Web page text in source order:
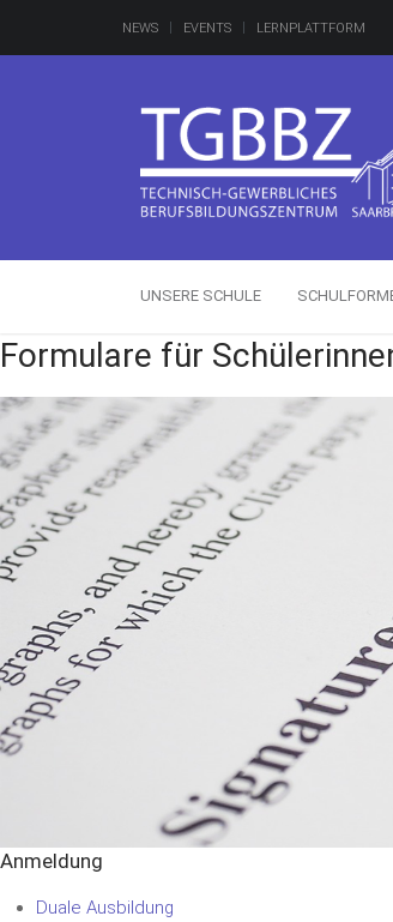
NEWS EVENTS LERNPLATTFORM
UNSERE SCHULE
Formulare für
Anmeldung
Duale Ausbildung